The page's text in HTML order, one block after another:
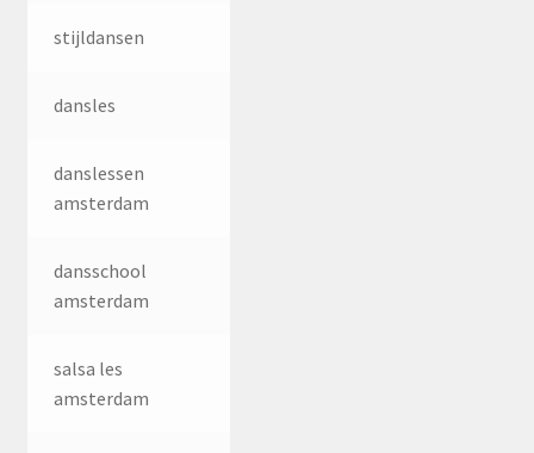
stijldansen
dansles
danslessen
amsterdam
dansschool
amsterdam
salsa les
amsterdam